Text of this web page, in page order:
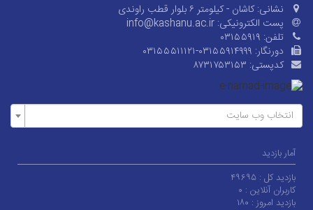
نشانی: کاشان - کیلومتر ۶ بلوار قطب راوندی
پست الکترونیکی: info@kashanu.ac.ir
تلفن: ۰۳۱۵۵۹۱۹
دورنگار: ۰۳۱۵۵۵۱۱۱۲۱-۰۳۱۵۵۹۱۴۹۹۹
کدپستی: ۸۷۳۱۷۵۳۱۵۳
انتخاب وب سایت
آمار بازدید
بازدید کل : ۴۹۶۹۵
کاربران آنلاین : ۰
بازدید امروز : ۱۸۰